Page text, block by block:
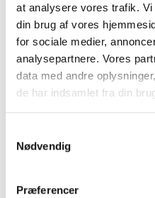
at analysere vores trafik.
din brug af vores
for sociale medier,
analysepartnere. Vores
data med andre
de har indsamlet fra din
Nødvendig
Præferencer